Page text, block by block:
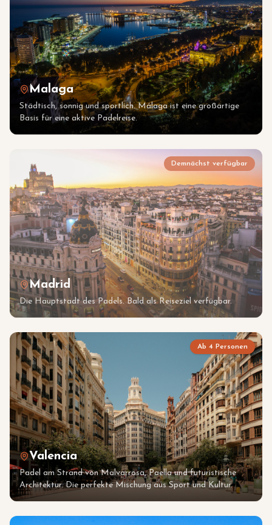
Malaga
Städtisch, sonnig und sportlich. Málaga ist eine großartige
Basis für eine aktive Padelreise.
Demnächst verfügbar
Madrid
Die Hauptstadt des Padels. Bald als Reiseziel verfügbar.
Ab 4 Personen
Valencia
Padel am Strand von Malvarrosa, Paella und futuristische
Architektur. Die perfekte Mischung aus Sport und Kultur.